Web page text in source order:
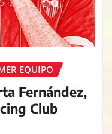
EQUIPO
Fernández,
Club